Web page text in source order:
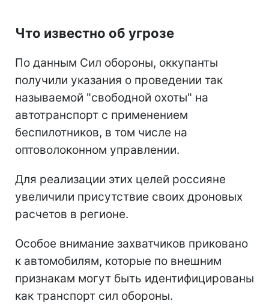
Что известно об угрозе
По данным Сил обороны, оккупанты
получили указания о проведении так
называемой "свободной охоты" на
автотранспорт с применением
беспилотников, в том числе на
оптоволоконном управлении.
Для реализации этих целей россияне
увеличили присутствие своих дроновых
расчетов в регионе.
Особое внимание захватчиков приковано
к автомобилям, которые по внешним
признакам могут быть идентифицированы
как транспорт сил обороны.